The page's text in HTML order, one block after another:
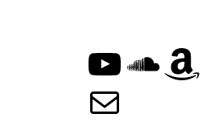
E-Mail